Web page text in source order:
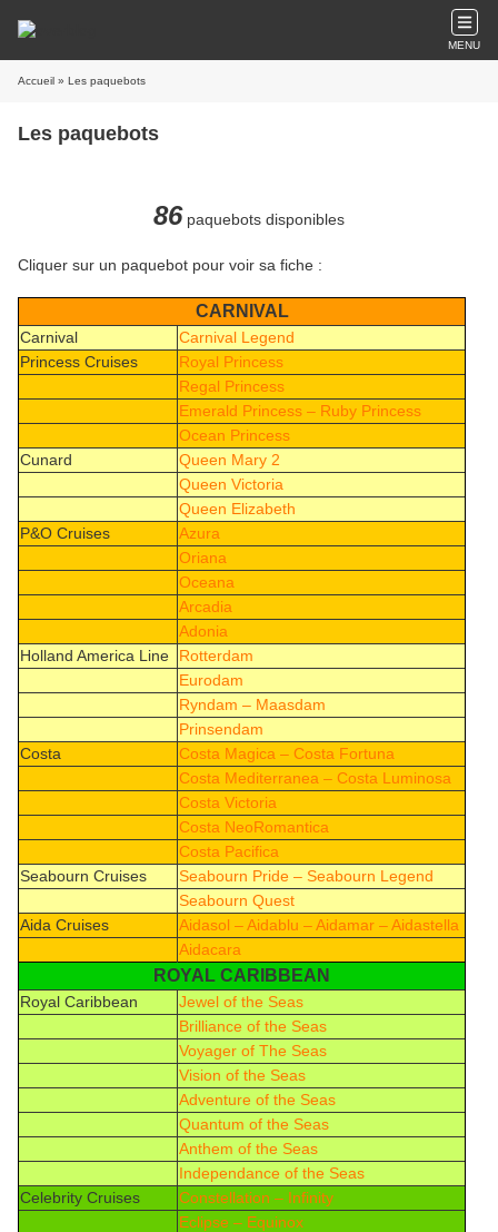
MENU
Accueil » Les paquebots
Les paquebots
86 paquebots disponibles
Cliquer sur un paquebot pour voir sa fiche :
CARNIVAL
Carnival
Carnival Legend
Princess Cruises
Royal Princess
Regal Princess
Emerald Princess – Ruby Princess
Ocean Princess
Cunard
Queen Mary 2
Queen Victoria
Queen Elizabeth
P&O Cruises
Azura
Oriana
Oceana
Arcadia
Adonia
Holland America Line
Rotterdam
Eurodam
Ryndam – Maasdam
Prinsendam
Costa
Costa Magica – Costa Fortuna
Costa Mediterranea – Costa Luminosa
Costa Victoria
Costa NeoRomantica
Costa Pacifica
Seabourn Cruises
Seabourn Pride – Seabourn Legend
Seabourn Quest
Aida Cruises
Aidasol – Aidablu – Aidamar – Aidastella
Aidacara
ROYAL CARIBBEAN
Royal Caribbean
Jewel of the Seas
Brilliance of the Seas
Voyager of The Seas
Vision of the Seas
Adventure of the Seas
Quantum of the Seas
Anthem of the Seas
Independance of the Seas
Celebrity Cruises
Constellation – Infinity
Eclipse – Equinox